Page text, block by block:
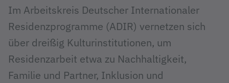
Im Arbeitskreis Deutscher Internationaler
Residenzprogramme (ADIR) vernetzen sich
über dreißig Kulturinstitutionen, um
Residenzarbeit etwa zu Nachhaltigkeit,
Familie und Partner, Inklusion und